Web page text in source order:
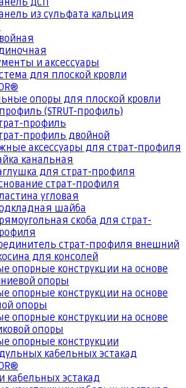
ДСП
из сульфата кальция
и аксессуары
для плоской кровли
опоры для плоской кровли
(STRUT-профиль)
профиль
профиль двойной
аксессуары для страт-профиля
канальная
для страт-профиля
страт-профиля
угловая
шайба
скоба для страт-
страт-профиля внешний
для консолей
опорные конструкции на основе
опоры
опорные конструкции на основе
опоры
опорные конструкции на основе
опоры
опорные конструкции
кабельных эстакад
кабельных эстакад